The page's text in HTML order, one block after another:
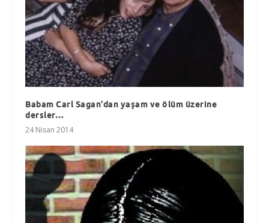
Babam Carl Sagan'dan yaşam ve ölüm üzerine
dersler…
24 Nisan 2014